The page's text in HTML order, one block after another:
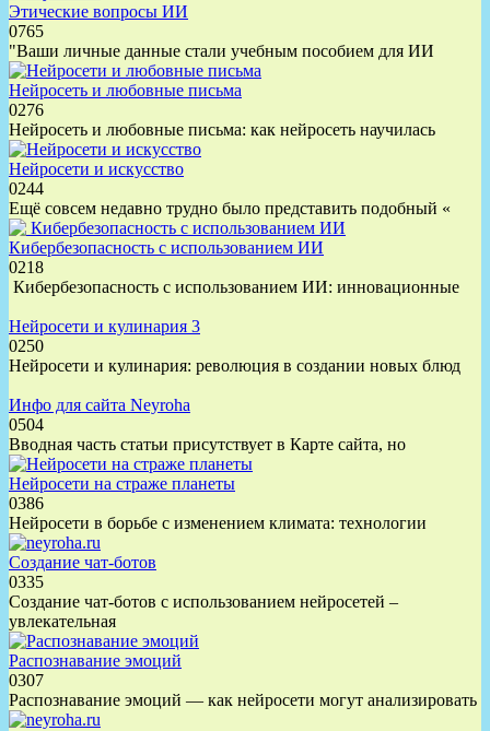
Этические вопросы ИИ
0765
"Ваши личные данные стали учебным пособием для ИИ
Нейросеть и любовные письма
0276
Нейросеть и любовные письма: как нейросеть научилась
Нейросети и искусство
0244
Ещё совсем недавно трудно было представить подобный «
Кибербезопасность с использованием ИИ
0218
Кибербезопасность с использованием ИИ: инновационные
Нейросети и кулинария 3
0250
Нейросети и кулинария: революция в создании новых блюд
Инфо для сайта Neyroha
0504
Вводная часть статьи присутствует в Карте сайта, но
Нейросети на страже планеты
0386
Нейросети в борьбе с изменением климата: технологии
Создание чат-ботов
0335
Создание чат-ботов с использованием нейросетей –
увлекательная
Распознавание эмоций
0307
Распознавание эмоций — как нейросети могут анализировать